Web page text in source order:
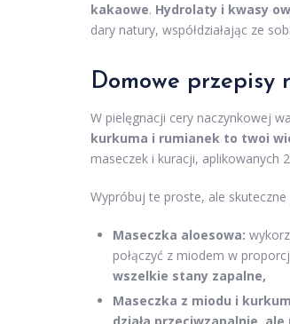
kakaowe. Hydrolaty i kwasy
dary natury, współdziałając ze
Domowe przepisy
W pielęgnacji cery naczynkowej
kurkuma i rumianek to twoi
maseczek i kuracji, aplikowanych
Wypróbuj te proste, ale skuteczne
Maseczka aloesowa:
połączyć z miodem w
wszelkie stany zapalne,
Maseczka z miodu i